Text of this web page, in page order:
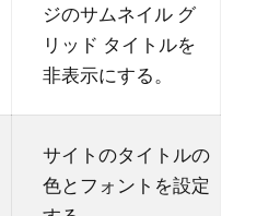
ジのサムネイル グ
リ⁠ッド タイトルを
非表示にする⁠。
サイトのタイトルの
色とフ⁠ォントを設定